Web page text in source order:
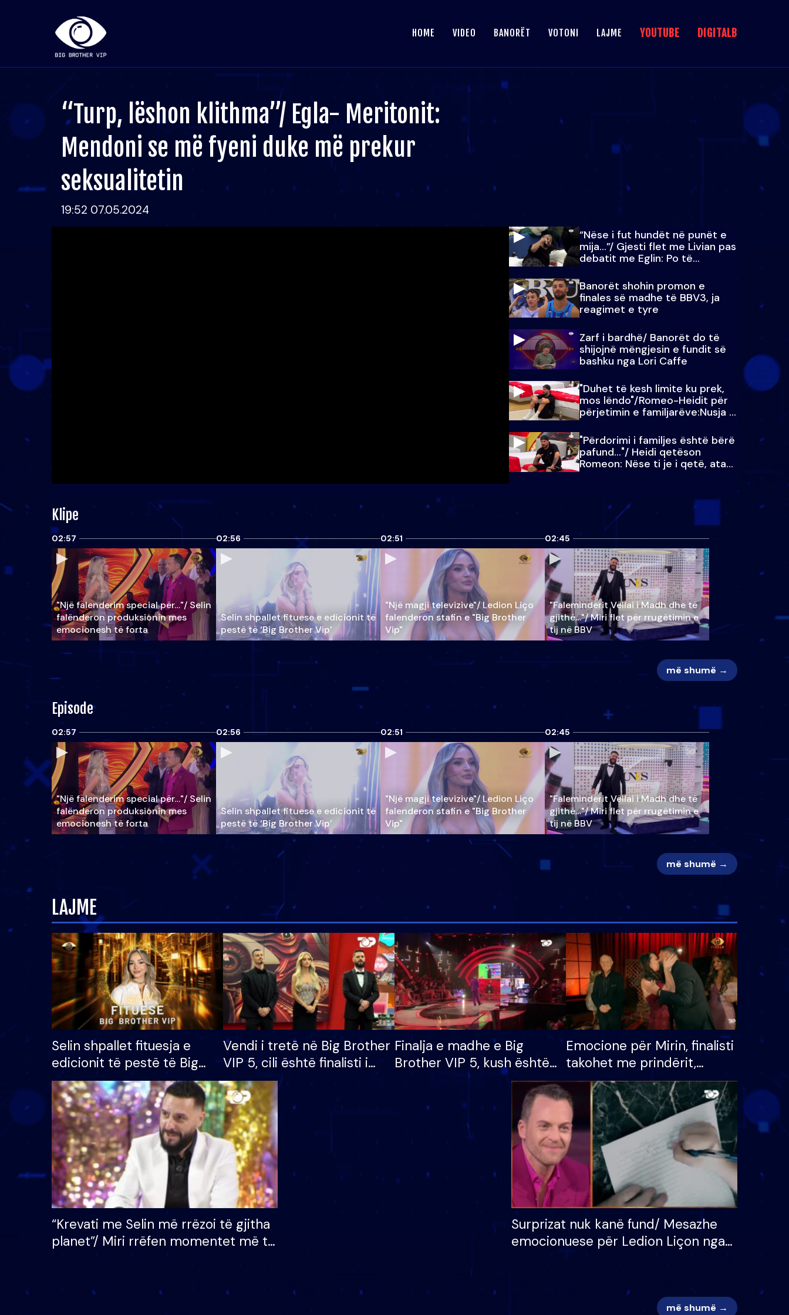
HOME VIDEO BANORËT VOTONI LAJME YOUTUBE DIGITALB
“Turp, lëshon klithma”/ Egla- Meritonit:
Mendoni se më fyeni duke më prekur
seksualitetin
19:52 07.05.2024
“Nëse i fut hundët në punët e
mija…”/ Gjesti flet me Livian pas
debatit me Eglin: Po të
paralajmëroj
Banorët shohin promon e
finales së madhe të BBV3, ja
reagimet e tyre
Zarf i bardhë/ Banorët do të
shijojnë mëngjesin e fundit së
bashku nga Lori Caffe
"Duhet të kesh limite ku prek,
mos lëndo"/Romeo-Heidit për
përjetimin e familjarëve:Nusja e
Julit…
"Përdorimi i familjes është bërë
pafund…"/ Heidi qetëson
Romeon: Nëse ti je i qetë, ata
qetësohen
Klipe
02:57
"Një falenderim special për…"/ Selin
falënderon produksionin mes
emocionesh të forta
02:56
Selin shpallet fituese e edicionit të
pestë të ‘Big Brother Vip’
02:51
"Një magji televizive"/ Ledion Liço
falenderon stafin e "Big Brother
Vip"
02:45
"Faleminderit Vëllai i Madh dhe të
gjithë…"/ Miri flet për rrugëtimin e
tij në BBV
më shumë →
Episode
02:57
"Një falenderim special për…"/ Selin
falënderon produksionin mes
emocionesh të forta
02:56
Selin shpallet fituese e edicionit të
pestë të ‘Big Brother Vip’
02:51
"Një magji televizive"/ Ledion Liço
falenderon stafin e "Big Brother
Vip"
02:45
"Faleminderit Vëllai i Madh dhe të
gjithë…"/ Miri flet për rrugëtimin e
tij në BBV
më shumë →
LAJME
Selin shpallet fituesja e
edicionit të pestë të Big
Brother VIP, rrëmben
çmimin e madh prej 100
mijë eurosh
Vendi i tretë në Big Brother
VIP 5, cili është finalisti i
radhës që lë shtëpinë
Finalja e madhe e Big
Brother VIP 5, kush është
banori i parë që lë shtëpinë
dhe humb mundësinë për
të fituar çmimin e madh
Emocione për Mirin, finalisti
takohet me prindërit,
vajzën dhe bashkëshorten:
S’kemi ndonjë letër divorci
apo jo?
“Krevati me Selin më rrëzoi të gjitha
planet”/ Miri rrëfen momentet më të
bukura në shtëpinë e BB VIP: Do më
Surprizat nuk kanë fund/ Mesazhe
emocionuese për Ledion Liçon nga
nëna dhe fëmijët e tij, moderatori
më shumë →